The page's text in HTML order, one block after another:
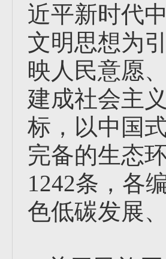
近平新时代
文明思想为
映人民意愿
建成社会主
标，以中国
完备的生态
1242条，各
色低碳发展